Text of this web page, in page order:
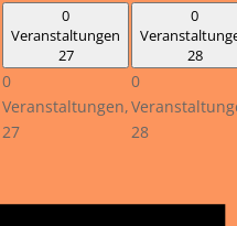
0
Veranstaltungen
27
0
Veranstaltungen,
27
0
28
0
28